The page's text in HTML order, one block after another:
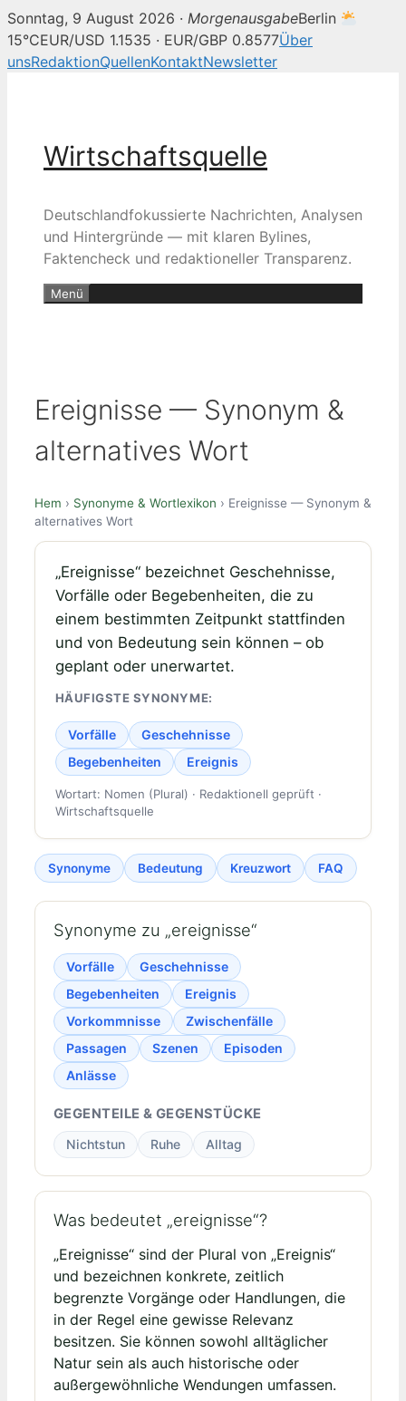
Sonntag, 9 August 2026 · MorgenausgabeBerlin
15°CEUR/USD 1.1535 · EUR/GBP 0.8577Über
unsRedaktionQuellenKontaktNewsletter
Wirtschaftsquelle
Deutschlandfokussierte Nachrichten, Analysen
und Hintergründe — mit klaren Bylines,
Faktencheck und redaktioneller Transparenz.
Menü
Ereignisse — Synonym &
alternatives Wort
Hem › Synonyme & Wortlexikon › Ereignisse — Synonym &
alternatives Wort
„Ereignisse“ bezeichnet Geschehnisse,
Vorfälle oder Begebenheiten, die zu
einem bestimmten Zeitpunkt stattfinden
und von Bedeutung sein können – ob
geplant oder unerwartet.
HÄUFIGSTE SYNONYME:
Vorfälle
Geschehnisse
Begebenheiten
Ereignis
Wortart: Nomen (Plural) · Redaktionell geprüft ·
Wirtschaftsquelle
Synonyme Bedeutung Kreuzwort FAQ
Synonyme zu „ereignisse“
Vorfälle
Geschehnisse
Begebenheiten
Ereignis
Vorkommnisse
Zwischenfälle
Passagen
Szenen
Episoden
Anlässe
GEGENTEILE & GEGENSTÜCKE
Nichtstun Ruhe Alltag
Was bedeutet „ereignisse“?
„Ereignisse“ sind der Plural von „Ereignis“
und bezeichnen konkrete, zeitlich
begrenzte Vorgänge oder Handlungen, die
in der Regel eine gewisse Relevanz
besitzen. Sie können sowohl alltäglicher
Natur sein als auch historische oder
außergewöhnliche Wendungen umfassen.